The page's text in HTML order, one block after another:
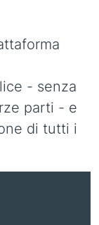
- senza
parti - e
di tutti i